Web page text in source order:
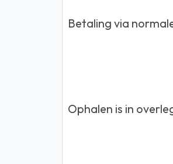
Betaling via
Ophalen is in